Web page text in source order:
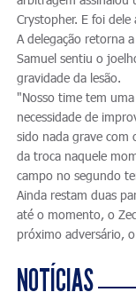
Crystopher. E foi
A delegação retorna
Samuel sentiu o
gravidade da lesão.
"Nosso time tem
necessidade de
sido nada grave com
da troca naquele
campo no segundo
Ainda restam duas
até o momento, o
próximo adversário,
NOTÍCIAS